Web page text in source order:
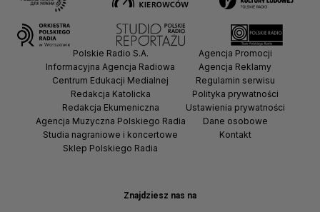
Znajdziesz nas na
Polskie Radio S.A.
Informacyjna Agencja Radiowa
Centrum Edukacji Medialnej
Redakcja Katolicka
Redakcja Ekumeniczna
Agencja Muzyczna Polskiego Radia
Studia nagraniowe i koncertowe
Sklep Polskiego Radia
Agencja Promocji
Agencja Reklamy
Regulamin serwisu
Polityka prywatności
Ustawienia prywatności
Dane osobowe
Kontakt